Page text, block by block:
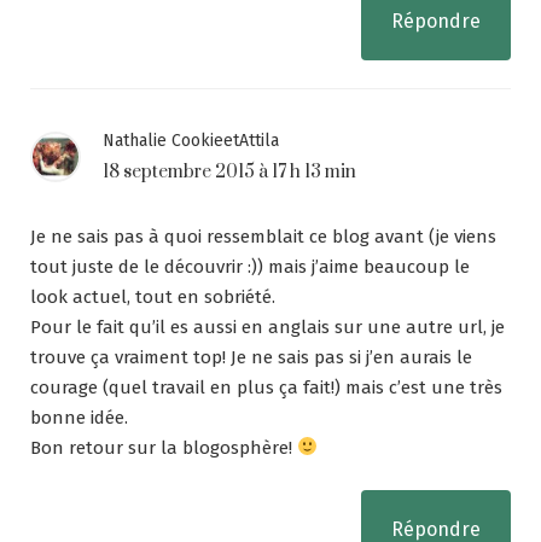
Répondre
Nathalie CookieetAttila
18 septembre 2015 à 17 h 13 min
Je ne sais pas à quoi ressemblait ce blog avant (je viens
tout juste de le découvrir :)) mais j’aime beaucoup le
look actuel, tout en sobriété.
Pour le fait qu’il es aussi en anglais sur une autre url, je
trouve ça vraiment top! Je ne sais pas si j’en aurais le
courage (quel travail en plus ça fait!) mais c’est une très
bonne idée.
Bon retour sur la blogosphère!
Répondre